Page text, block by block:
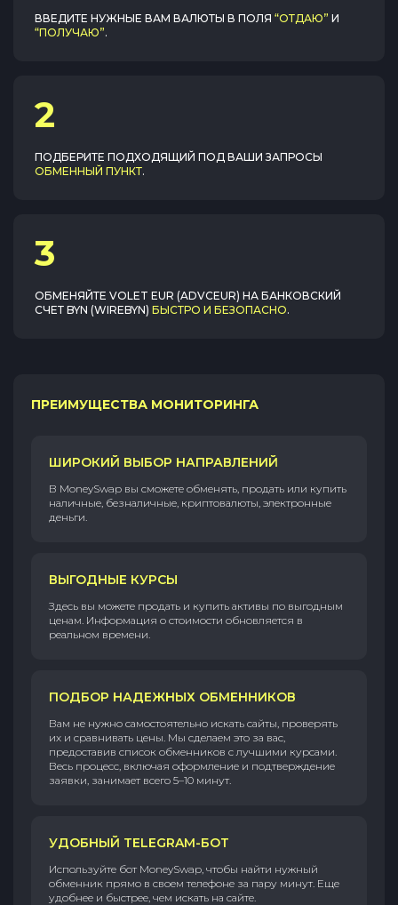
ВВЕДИТЕ НУЖНЫЕ ВАМ ВАЛЮТЫ В ПОЛЯ “ОТДАЮ” И
“ПОЛУЧАЮ”.
2
ПОДБЕРИТЕ ПОДХОДЯЩИЙ ПОД ВАШИ ЗАПРОСЫ
ОБМЕННЫЙ ПУНКТ.
3
ОБМЕНЯЙТЕ VOLET EUR (ADVCEUR) НА БАНКОВСКИЙ
СЧЕТ BYN (WIREBYN) БЫСТРО И БЕЗОПАСНО.
ПРЕИМУЩЕСТВА МОНИТОРИНГА
ШИРОКИЙ ВЫБОР НАПРАВЛЕНИЙ
В MoneySwap вы сможете обменять, продать или купить
наличные, безналичные, криптовалюты, электронные
деньги.
ВЫГОДНЫЕ КУРСЫ
Здесь вы можете продать и купить активы по выгодным
ценам. Информация о стоимости обновляется в
реальном времени.
ПОДБОР НАДЕЖНЫХ ОБМЕННИКОВ
Вам не нужно самостоятельно искать сайты, проверять
их и сравнивать цены. Мы сделаем это за вас,
предоставив список обменников с лучшими курсами.
Весь процесс, включая оформление и подтверждение
заявки, занимает всего 5–10 минут.
УДОБНЫЙ TELEGRAM-БОТ
Используйте бот MoneySwap, чтобы найти нужный
обменник прямо в своем телефоне за пару минут. Еще
удобнее и быстрее, чем искать на сайте.